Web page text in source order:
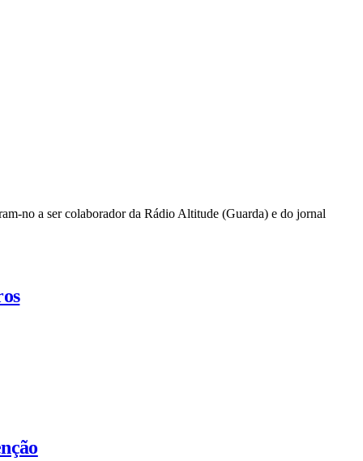
no a ser colaborador da Rádio Altitude (Guarda) e do jornal